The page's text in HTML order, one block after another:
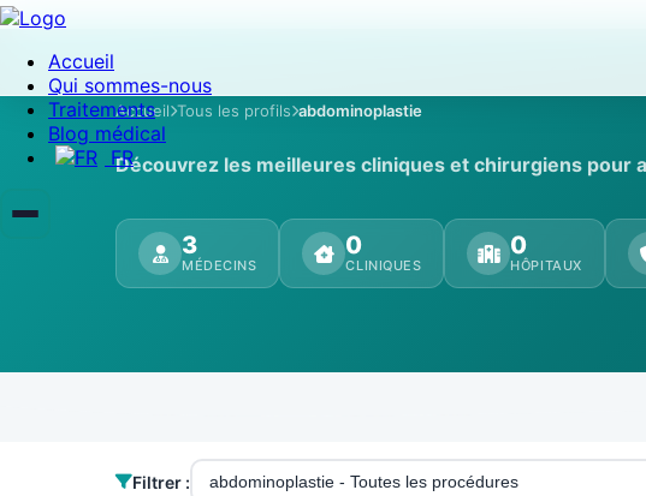
Accueil
Qui sommes-nous
Traitements
Blog médical
FR
Accueil Tous les profils abdominoplastie
Découvrez les meilleures cliniques et chirurgiens pour
3
MÉDECINS
0
CLINIQUES
0
HÔPITAUX
Filtrer : abdominoplastie - Toutes les procédures